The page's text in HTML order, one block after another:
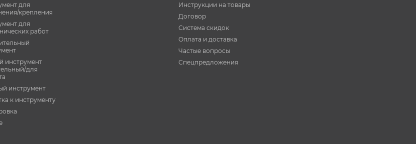
для
крепления
для
работ
инструмент
для
инструмент
к инструменту
Инструкции на товары
Договор
Система скидок
Оплата и доставка
Частые вопросы
Спецпредложения